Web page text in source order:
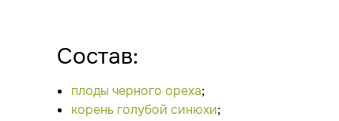
Состав:
плоды черного ореха;
корень голубой синюхи;